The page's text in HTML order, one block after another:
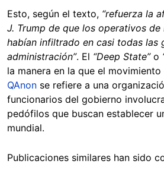
Esto, según el texto, “refuerza la
J. Trump de que los operativos de
habían infiltrado en casi todas las
administración”. El “Deep State”o
la manera en la que el
QAnon se refiere a una
funcionarios del gobierno
pedófilos que buscan establecer
mundial.
Publicaciones similares han sido